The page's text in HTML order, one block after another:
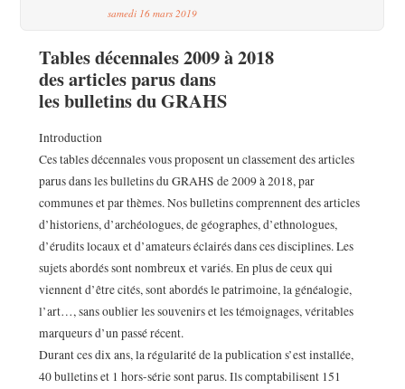
samedi 16 mars 2019
Tables décennales 2009 à 2018
des articles parus dans
les bulletins du GRAHS
Introduction
Ces tables décennales vous proposent un classement des articles
parus dans les bulletins du GRAHS de 2009 à 2018, par
communes et par thèmes. Nos bulletins comprennent des articles
d’historiens, d’archéologues, de géographes, d’ethnologues,
d’érudits locaux et d’amateurs éclairés dans ces disciplines. Les
sujets abordés sont nombreux et variés. En plus de ceux qui
viennent d’être cités, sont abordés le patrimoine, la généalogie,
l’art…, sans oublier les souvenirs et les témoignages, véritables
marqueurs d’un passé récent.
Durant ces dix ans, la régularité de la publication s’est installée,
40 bulletins et 1 hors-série sont parus. Ils comptabilisent 151